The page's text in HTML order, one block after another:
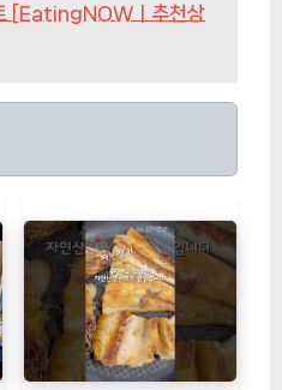
[EatingNOWㅣ추천상